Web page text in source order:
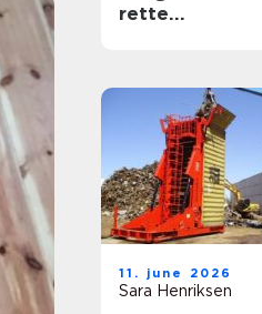
rette
11. june 2026
Sara Henriksen